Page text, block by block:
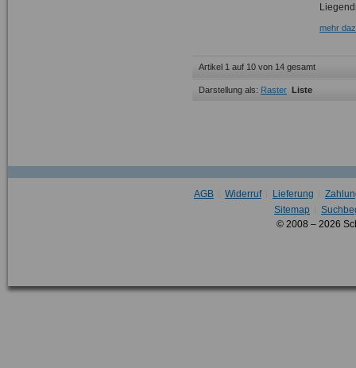
mehr
Artikel 1 auf 10 von 14 gesamt
Darstellung als: Raster Liste
AGB Widerruf Lieferung
Sitemap
© 2008 – 2026